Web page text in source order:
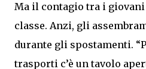
Ma il contagio tra i
classe. Anzi, gli
durante gli spostamenti.
trasporti c’è un tavolo